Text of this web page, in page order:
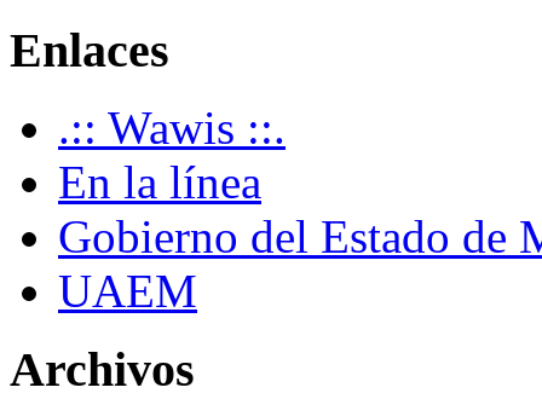
Enlaces
.:: Wawis ::.
En la línea
Gobierno del Estado de
UAEM
Archivos